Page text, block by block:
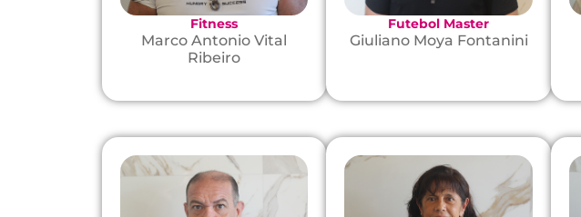
Fitness
Marco Antonio Vital
Ribeiro
Futebol Master
Giuliano Moya Fontanini